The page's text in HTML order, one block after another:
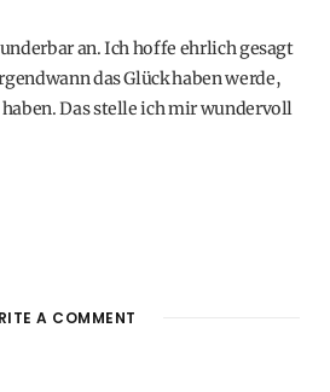
an. Ich hoffe ehrlich gesagt
das Glück haben werde,
Das stelle ich mir wundervoll
A COMMENT